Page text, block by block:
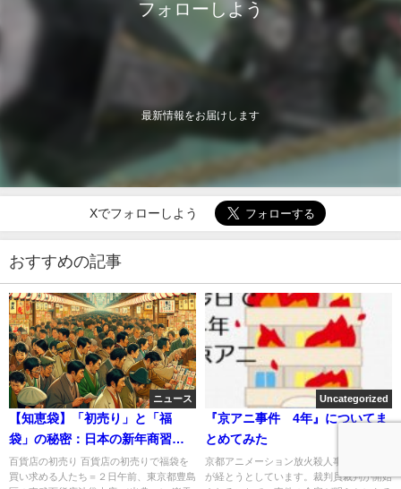
フォローしよう
最新情報をお届けします
Xでフォローしよう
おすすめの記事
ニュース
【知恵袋】「初売り」と「福
袋」の秘密：日本の新年商習慣
の変遷
百貨店の初売り 百貨店の初売りで福袋を
買い求める人たち＝２日午前、東京都豊島
Uncategorized
『京アニ事件 4年』についてま
とめてみた
京都アニメーション放火殺人事件から4年
が経とうとしています。裁判員裁判が開始